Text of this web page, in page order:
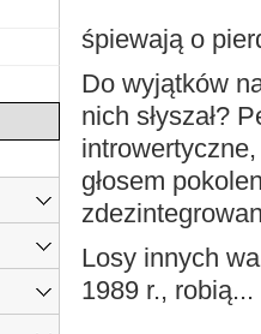
śpiewają o
Do wyjątków
nich słyszał?
głosem
Losy innych
1989 r., robią...